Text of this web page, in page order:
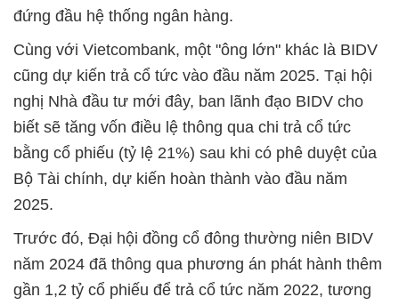
đứng đầu hệ thống ngân hàng.
Cùng với Vietcombank, một "ông lớn" khác là BIDV
cũng dự kiến trả cổ tức vào đầu năm 2025. Tại hội
nghị Nhà đầu tư mới đây, ban lãnh đạo BIDV cho
biết sẽ tăng vốn điều lệ thông qua chi trả cổ tức
bằng cổ phiếu (tỷ lệ 21%) sau khi có phê duyệt của
Bộ Tài chính, dự kiến hoàn thành vào đầu năm
2025.
Trước đó, Đại hội đồng cổ đông thường niên BIDV
năm 2024 đã thông qua phương án phát hành thêm
gần 1,2 tỷ cổ phiếu để trả cổ tức năm 2022, tương